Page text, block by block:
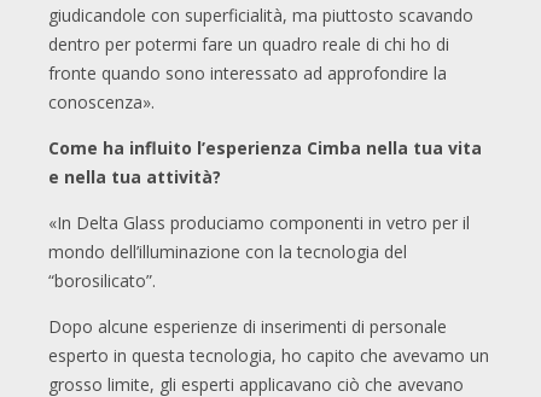
giudicandole con superficialità, ma piuttosto scavando
dentro per potermi fare un quadro reale di chi ho di
fronte quando sono interessato ad approfondire la
conoscenza».
Come ha influito l’esperienza Cimba nella tua vita
e nella tua attività?
«In Delta Glass produciamo componenti in vetro per il
mondo dell’illuminazione con la tecnologia del
“borosilicato”.
Dopo alcune esperienze di inserimenti di personale
esperto in questa tecnologia, ho capito che avevamo un
grosso limite, gli esperti applicavano ciò che avevano